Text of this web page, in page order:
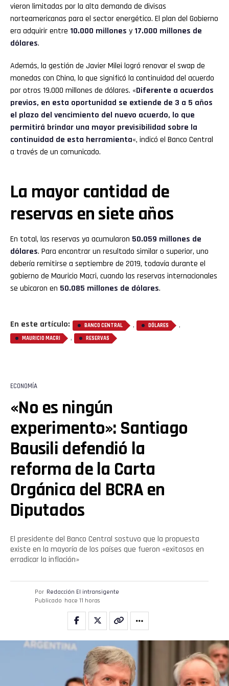
vieron limitadas por la alta demanda de divisas
norteamericanas para el sector energético. El plan del Gobierno
era adquirir entre 10.000 millones y 17.000 millones de
dólares.
Además, la gestión de Javier Milei logró renovar el swap de
monedas con China, lo que significó la continuidad del acuerdo
por otros 19.000 millones de dólares. «Diferente a acuerdos
previos, en esta oportunidad se extiende de 3 a 5 años
el plazo del vencimiento del nuevo acuerdo, lo que
permitirá brindar una mayor previsibilidad sobre la
continuidad de esta herramienta«, indicó el Banco Central
a través de un comunicado.
La mayor cantidad de
reservas en siete años
En total, las reservas ya acumularon 50.059 millones de
dólares. Para encontrar un resultado similar o superior, uno
debería remitirse a septiembre de 2019, todavía durante el
gobierno de Mauricio Macri, cuando las reservas internacionales
se ubicaron en 50.085 millones de dólares.
En este artículo: BANCO CENTRAL , DÓLARES ,
MAURICIO MACRI , RESERVAS
ECONOMÍA
«No es ningún
experimento»: Santiago
Bausili defendió la
reforma de la Carta
Orgánica del BCRA en
Diputados
El presidente del Banco Central sostuvo que la propuesta
existe en la mayoría de los países que fueron «exitosos en
erradicar la inflación»
Por Redacción El intransigente
Publicado hace 11 horas